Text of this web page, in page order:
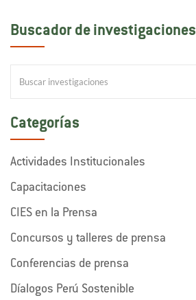
Buscador de investigaciones
Categorías
Actividades Institucionales
Capacitaciones
CIES en la Prensa
Concursos y talleres de prensa
Conferencias de prensa
Díalogos Perú Sostenible